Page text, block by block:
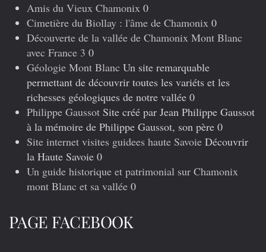
Amis du Vieux Chamonix 0
Cimetière du Biollay : l'âme de Chamonix 0
Découverte de la vallée de Chamonix Mont Blanc
avec France 3 0
Géologie Mont Blanc Un site remarquable
permettant de découvrir toutes les variéts et les
richesses géologiques de notre vallée 0
Philippe Gaussot Site créé par Jean Philippe Gaussot
à la mémoire de Philippe Gaussot, son père 0
Site internet visites guidees haute Savoie Découvrir
la Haute Savoie 0
Un guide historique et patrimonial sur Chamonix
mont Blanc et sa vallée 0
PAGE FACEBOOK